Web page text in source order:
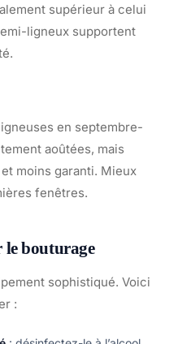
supérieur à celui
ligneux supportent
en septembre-
aoûtées, mais
moins garanti. Mieux
fenêtres.
le bouturage
sophistiqué. Voici
: